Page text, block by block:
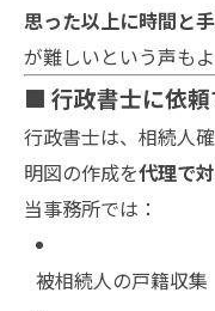
思った以上に時間と
が難しいという声もよ
■ 行政書士に依頼
行政書士は、相続人
明図の作成を代理で
当事務所では：
被相続人の戸籍収集